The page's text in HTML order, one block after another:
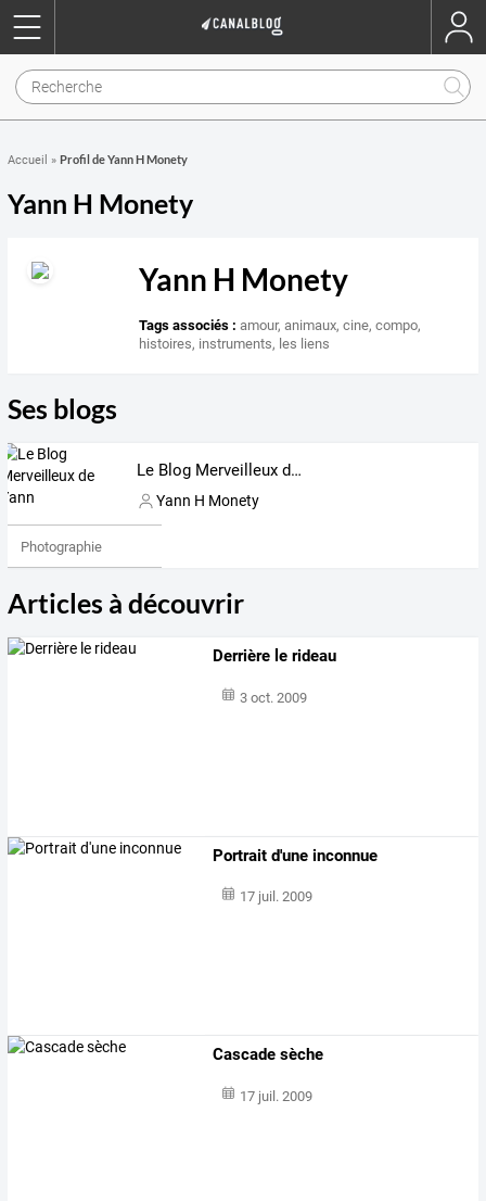
Accueil » Profil de Yann H Monety
Yann H Monety
Yann H Monety
Tags associés : amour,animaux,cine,compo,
histoires, instruments, les liens
Ses blogs
Le Blog Merveilleux de Yann
Yann H Monety
Photographie
Articles à découvrir
Derrière le rideau
3 oct. 2009
Portrait d'une inconnue
17 juil. 2009
Cascade sèche
17 juil. 2009